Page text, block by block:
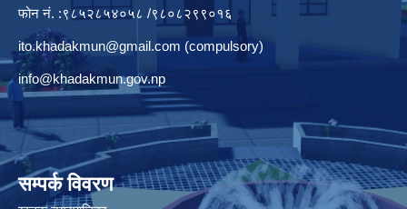
फोन नं. :९८५२८५४०५८ /९८०८२९९०१६
ito.khadakmun@gmail.com (compulsory)
info@khadakmun.gov.np
सम्पर्क विवरण